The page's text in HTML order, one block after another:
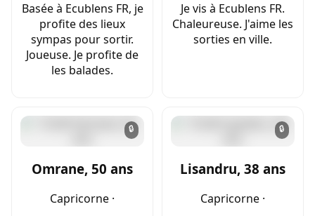
Basée à Ecublens FR, je
profite des lieux
sympas pour sortir.
Joueuse. Je profite de
les balades.
Je vis à Ecublens FR.
Chaleureuse. J'aime les
sorties en ville.
🔒
Omrane, 50 ans
Capricorne ·
🔒
Lisandru, 38 ans
Capricorne ·